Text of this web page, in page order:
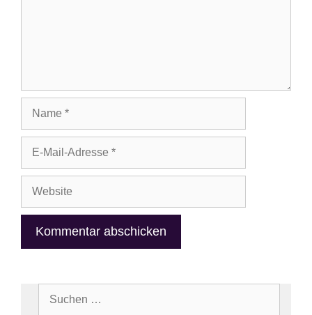
Adresse